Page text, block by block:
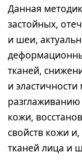
Данная
застойных,
и шеи,
тканей,
и
кожи,
свойств кожи
тканей лица и